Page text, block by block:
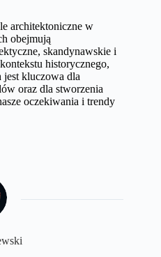
architektoniczne w
obejmują
skandynawskie i
historycznego,
kluczowa dla
oraz dla stworzenia
oczekiwania i trendy